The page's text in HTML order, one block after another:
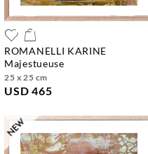
ROMANELLI KARINE
majestueuse
25 x 25 cm
USD 465